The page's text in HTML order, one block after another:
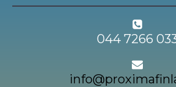
044 7266